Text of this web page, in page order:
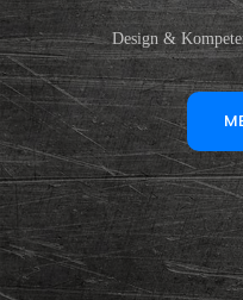
Design &